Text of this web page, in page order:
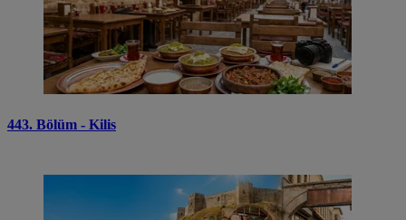
443. Bölüm - Kilis